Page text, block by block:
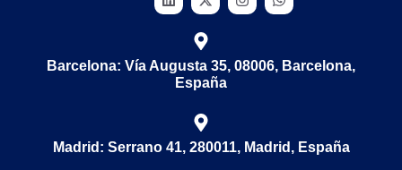
Barcelona: Vía Augusta 35, 08006, Barcelona,
España
Madrid: Serrano 41, 280011, Madrid, España